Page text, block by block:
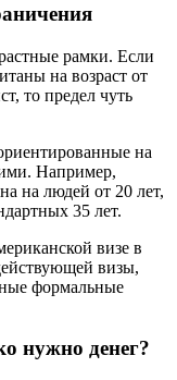
рамки. Если
на возраст от
то предел чуть
на
Например,
на людей от 20 лет,
35 лет.
визе в
визы,
формальные
нужно денег?